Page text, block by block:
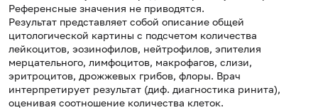
Референсные значения не приводятся.
Результат представляет собой описание общей
цитологической картины с подсчетом количества
лейкоцитов, эозинофилов, нейтрофилов, эпителия
мерцательного, лимфоцитов, макрофагов, слизи,
эритроцитов, дрожжевых грибов, флоры. Врач
интерпретирует результат (диф. диагностика ринита),
оценивая соотношение количества клеток.